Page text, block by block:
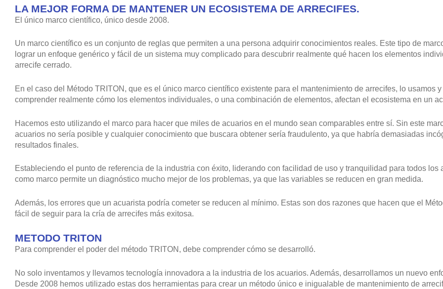
LA MEJOR FORMA DE MANTENER UN ECOSISTEMA DE ARRECIFES.
El único marco científico, único desde 2008.
Un marco científico es un conjunto de reglas que permiten a una persona adquirir conocimientos reales. Este tipo de
lograr un enfoque genérico y fácil de un sistema muy complicado para descubrir realmente qué hacen los elementos
arrecife cerrado.
En el caso del Método TRITON, que es el único marco científico existente para el mantenimiento de arrecifes, lo usamos
comprender realmente cómo los elementos individuales, o una combinación de elementos, afectan el ecosistema en un
Hacemos esto utilizando el marco para hacer que miles de acuarios en el mundo sean comparables entre sí. Sin este
acuarios no sería posible y cualquier conocimiento que buscara obtener sería fraudulento, ya que habría demasiadas
resultados finales.
Estableciendo el punto de referencia de la industria con éxito, liderando con facilidad de uso y tranquilidad para todos los
como marco permite un diagnóstico mucho mejor de los problemas, ya que las variables se reducen en gran medida.
Además, los errores que un acuarista podría cometer se reducen al mínimo. Estas son dos razones que hacen que el
fácil de seguir para la cría de arrecifes más exitosa.
METODO TRITON
Para comprender el poder del método TRITON, debe comprender cómo se desarrolló.
No solo inventamos y llevamos tecnología innovadora a la industria de los acuarios. Además, desarrollamos un nuevo
Desde 2008 hemos utilizado estas dos herramientas para crear un método único e inigualable de mantenimiento de